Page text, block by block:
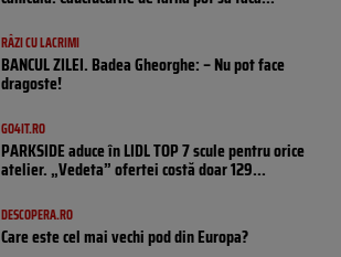
RÂZI CU LACRIMI
BANCUL ZILEI. Badea Gheorghe: – Nu pot face
dragoste!
GO4IT.RO
PARKSIDE aduce în LIDL TOP 7 scule pentru orice
atelier. „Vedeta” ofertei costă doar 129...
DESCOPERA.RO
Care este cel mai vechi pod din Europa?